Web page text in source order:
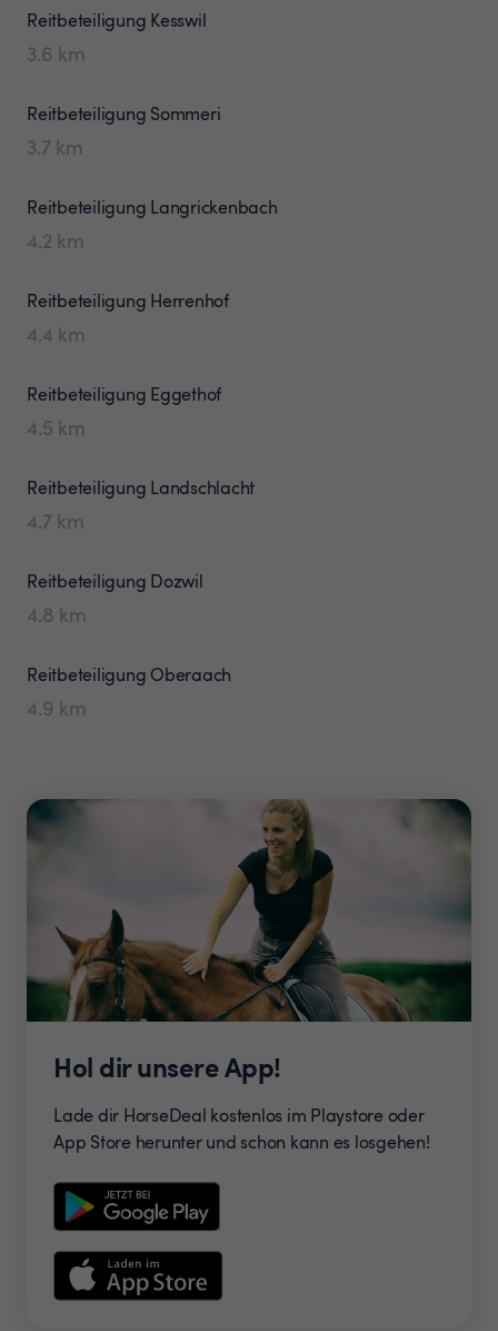
Reitbeteiligung Kesswil
3.6 km
Reitbeteiligung Sommeri
3.7 km
Reitbeteiligung Langrickenbach
4.2 km
Reitbeteiligung Herrenhof
4.4 km
Reitbeteiligung Eggethof
4.5 km
Reitbeteiligung Landschlacht
4.7 km
Reitbeteiligung Dozwil
4.8 km
Reitbeteiligung Oberaach
4.9 km
Hol dir unsere App!
Lade dir HorseDeal kostenlos im Playstore oder
App Store herunter und schon kann es losgehen!